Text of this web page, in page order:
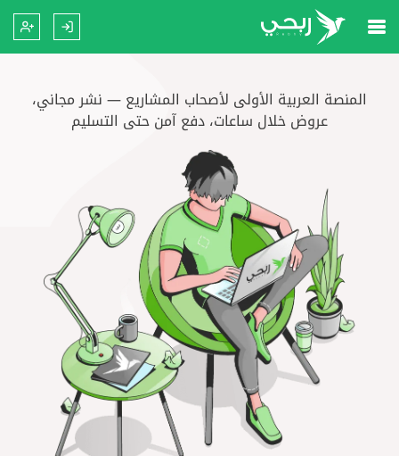
المنصة العربية الأولى لأصحاب المشاريع — نشر مجاني،
عروض خلال ساعات، دفع آمن حتى التسليم